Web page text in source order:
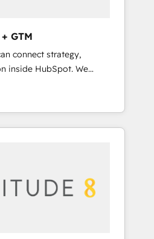
GTM
connect strategy,
HubSpot. We
agencies fall short by
technical execution to
right solution. As the
Elite Partner